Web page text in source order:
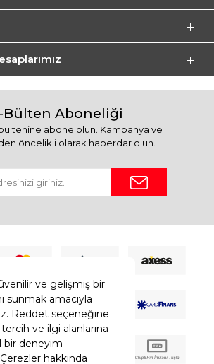
ve gelişmiş bir
sunmak amacıyla
Reddet seçeneğine
ve ilgi alanlarına
bir deneyim
hakkında
Bülten Aboneliği
abone olun. Kampanya ve
öncelikli olarak haberdar olun.